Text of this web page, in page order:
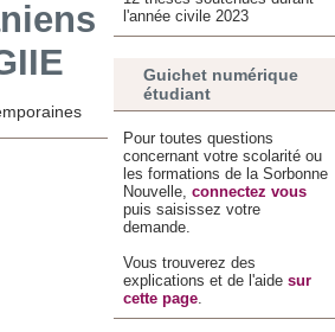
l'année civile 2023
Guichet numérique
étudiant
Pour toutes questions
concernant votre scolarité ou
les formations de la Sorbonne
Nouvelle, connectez vous
puis saisissez votre
demande.
Vous trouverez des
explications et de l'aide sur
cette page.